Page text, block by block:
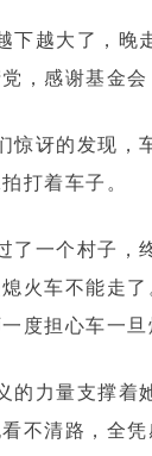
越大了，晚走
，感谢基金会
讶的发现，车
打着车子。
一个村子，终
火车不能走
度担心车一旦
力量支撑着她
不清路，全